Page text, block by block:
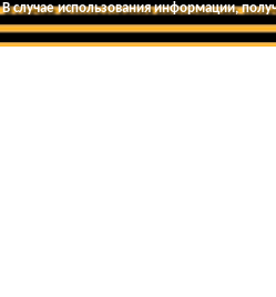
В случае использования информации,